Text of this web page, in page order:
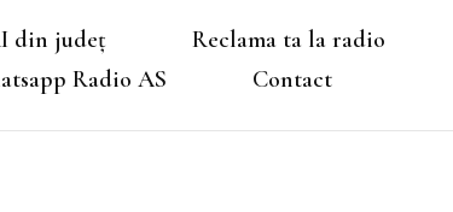
din județ Reclama ta la radio
Radio AS Contact